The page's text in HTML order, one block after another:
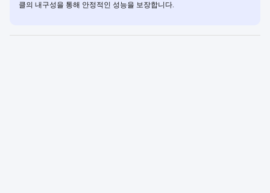
클의 내구성을 통해 안정적인 성능을 보장합니다.